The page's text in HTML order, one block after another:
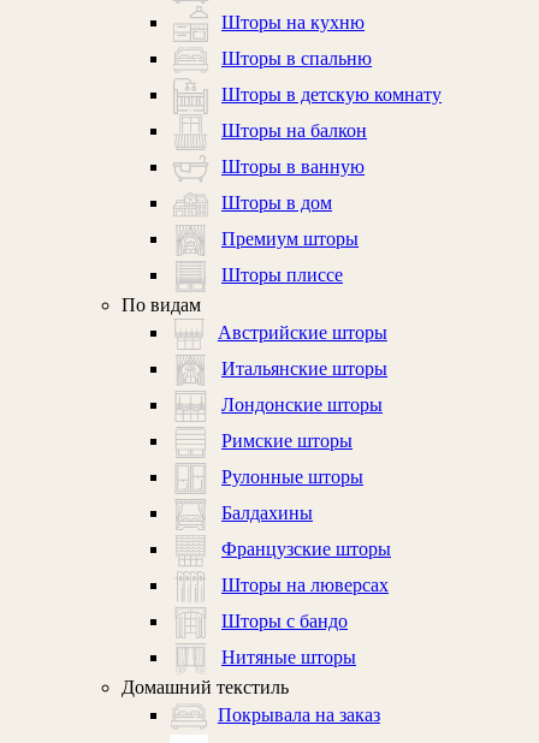
Шторы на кухню
Шторы в спальню
Шторы в детскую комнату
Шторы на балкон
Шторы в ванную
Шторы в дом
Премиум шторы
Шторы плиссе
По видам
Австрийские шторы
Итальянские шторы
Лондонские шторы
Римские шторы
Рулонные шторы
Балдахины
Французские шторы
Шторы на люверсах
Шторы с бандо
Нитяные шторы
Домашний текстиль
Покрывала на заказ